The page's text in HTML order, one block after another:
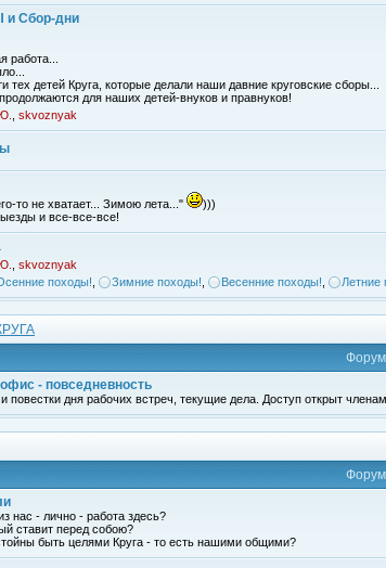
Сбор-дни
работа...
тех детей Круга, которые делали наши давние круговские сборы...
для наших детей-внуков и правнуков!
skvoznyak
то не хватает... Зимою лета..."
)))
и все-все-все!
skvoznyak
походы! Зимние походы! Весенние походы! Летние
Форум
- повседневность
повестки дня рабочих встреч, текущие дела. Доступ открыт
Форум
нас - лично - работа здесь?
ставит перед собою?
быть целями Круга - то есть нашими общими?